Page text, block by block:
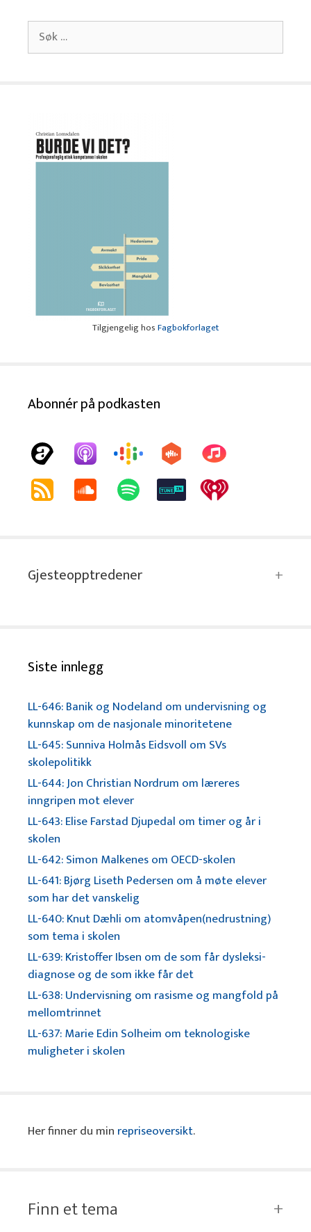
Søk
etter:
Tilgjengelig hosFagbokforlaget
Abonnér på podkasten
Gjesteopptredener
Siste innlegg
LL-646: Banik og Nodeland om undervisning og
kunnskap om de nasjonale minoritetene
LL-645: Sunniva Holmås Eidsvoll om SVs
skolepolitikk
LL-644: Jon Christian Nordrum om læreres
inngripen mot elever
LL-643: Elise Farstad Djupedal om timer og år i
skolen
LL-642: Simon Malkenes om OECD-skolen
LL-641: Bjørg Liseth Pedersen om å møte elever
som har det vanskelig
LL-640: Knut Dæhli om atomvåpen(nedrustning)
som tema i skolen
LL-639: Kristoffer Ibsen om de som får dysleksi-
diagnose og de som ikke får det
LL-638: Undervisning om rasisme og mangfold på
mellomtrinnet
LL-637: Marie Edin Solheim om teknologiske
muligheter i skolen
Her finner du min repriseoversikt.
Finn et tema